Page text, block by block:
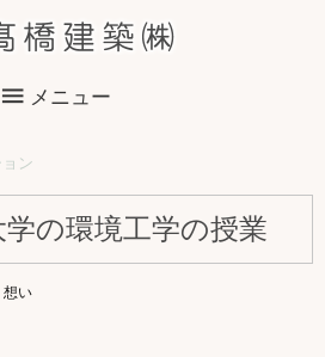
メニュー
ン
の環境工学の授業
想い